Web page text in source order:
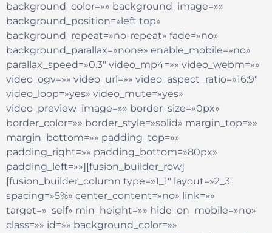
background_color=»» background_image=»»
background_position=»left top»
background_repeat=»no-repeat» fade=»no»
background_parallax=»none» enable_mobile=»no»
parallax_speed=»0.3″ video_mp4=»» video_webm=»»
video_ogv=»» video_url=»» video_aspect_ratio=»16:9″
video_loop=»yes» video_mute=»yes»
video_preview_image=»» border_size=»0px»
border_color=»» border_style=»solid» margin_top=»»
margin_bottom=»» padding_top=»»
padding_right=»» padding_bottom=»80px»
padding_left=»»][fusion_builder_row]
[fusion_builder_column type=»1_1″ layout=»2_3″
spacing=»5%» center_content=»no» link=»»
target=»_self» min_height=»» hide_on_mobile=»no»
class=»» id=»» background_color=»»